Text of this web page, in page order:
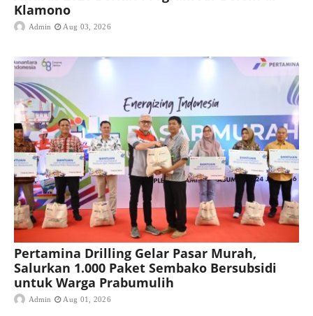
Klamono
Admin Aug 03, 2026
Pertamina Drilling Gelar Pasar Murah,
Salurkan 1.000 Paket Sembako Bersubsidi
untuk Warga Prabumulih
Admin Aug 01, 2026